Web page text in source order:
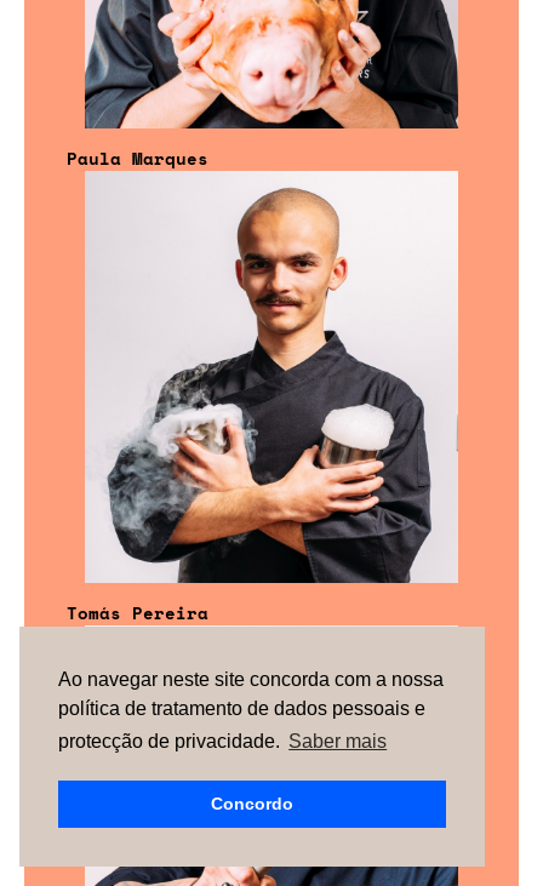
Ao navegar neste site concorda com a nossa
política de tratamento de dados pessoais e
protecção de privacidade. Saber mais
Concordo
Paula Marques
Tomás Pereira